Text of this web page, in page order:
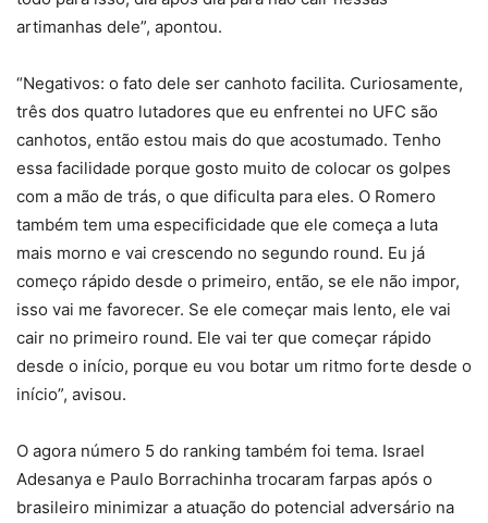
artimanhas dele”, apontou.
“Negativos: o fato dele ser canhoto facilita. Curiosamente,
três dos quatro lutadores que eu enfrentei no UFC são
canhotos, então estou mais do que acostumado. Tenho
essa facilidade porque gosto muito de colocar os golpes
com a mão de trás, o que dificulta para eles. O Romero
também tem uma especificidade que ele começa a luta
mais morno e vai crescendo no segundo round. Eu já
começo rápido desde o primeiro, então, se ele não impor,
isso vai me favorecer. Se ele começar mais lento, ele vai
cair no primeiro round. Ele vai ter que começar rápido
desde o início, porque eu vou botar um ritmo forte desde o
início”, avisou.
O agora número 5 do ranking também foi tema. Israel
Adesanya e Paulo Borrachinha trocaram farpas após o
brasileiro minimizar a atuação do potencial adversário na